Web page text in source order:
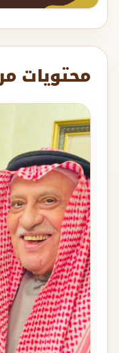
محتويات